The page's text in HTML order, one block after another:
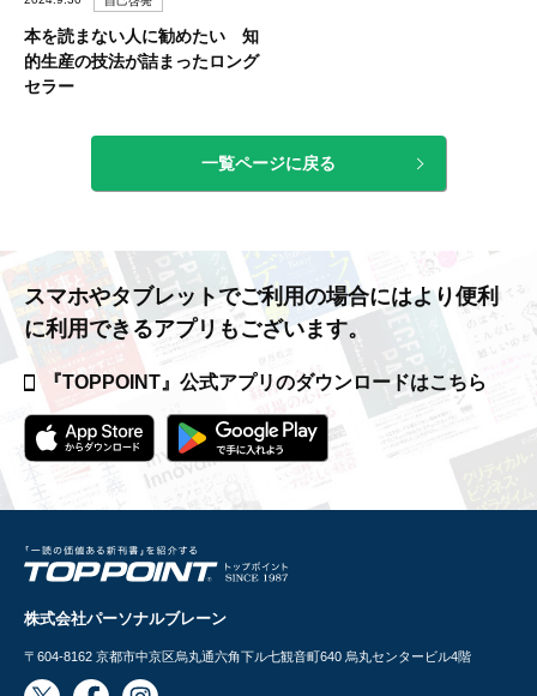
本を読まない人に勧めたい 知
的生産の技法が詰まったロング
セラー
一覧ページに戻る
スマホやタブレットでご利用の場合にはより便利
に利用できるアプリもございます。
『TOPPOINT』公式アプリのダウンロードはこちら
株式会社パーソナルブレーン
〒604-8162 京都市中京区烏丸通六角下ル七観音町640 烏丸センタービル4階